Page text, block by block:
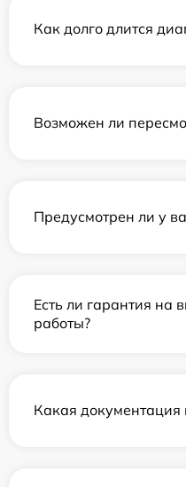
Как долго длится
Возможен ли
Предусмотрен ли у
Есть ли гарантия на
работы?
Какая документация